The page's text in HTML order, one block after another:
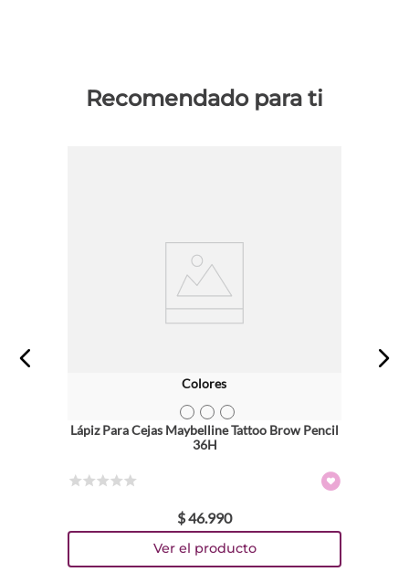
Recomendado para ti
Colores
Lápiz Para Cejas Maybelline Tattoo Brow Pencil
36H
$46.990